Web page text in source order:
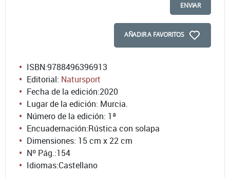
ENVIAR
AÑADIR A FAVORITOS
ISBN:9788496396913
Editorial: Natursport
Fecha de la edición:2020
Lugar de la edición: Murcia.
Número de la edición: 1ª
Encuadernación:Rústica con solapa
Dimensiones: 15 cm x 22 cm
Nº Pág.:154
Idiomas:Castellano